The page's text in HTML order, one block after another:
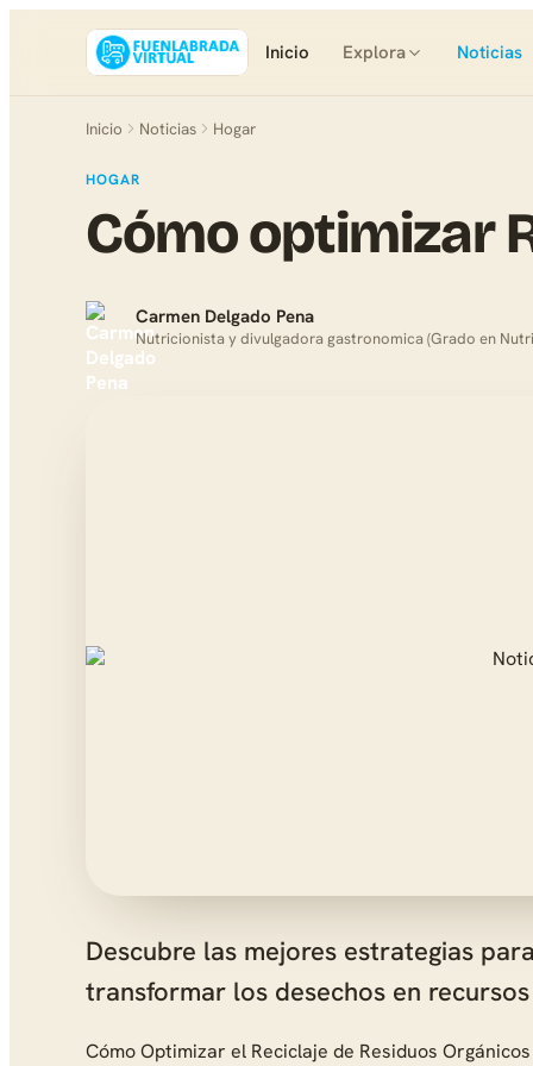
Inicio Explora Noticias
Inicio Noticias Hogar
HOGAR
Cómo optimizar
Carmen Delgado Pena
Nutricionista y divulgadora gastronomica (Grado en
Descubre las mejores estrategias
transformar los desechos en
Cómo Optimizar el Reciclaje de Residuos